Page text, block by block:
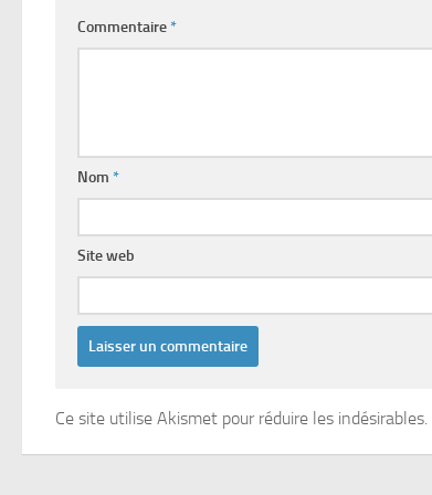
Commentaire*
Nom *
Site web
Ce site utilise Akismet pour réduire les indésirables.